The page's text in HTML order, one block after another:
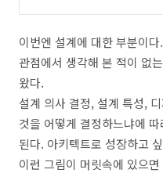
이번엔 설계에 대한 부분이
관점에서 생각해 본 적이 없
왔다.
설계 의사 결정, 설계 특성,
것을 어떻게 결정하느냐에
된다. 아키텍트로 성장하고
이런 그림이 머릿속에 있으